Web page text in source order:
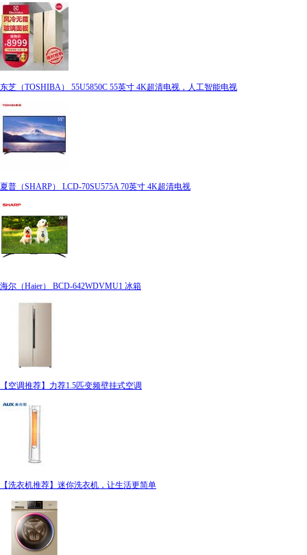
东芝（TOSHIBA） 55U5850C 55英寸 4K超清电视，人工智能电视
夏普（SHARP） LCD-70SU575A 70英寸 4K超清电视
海尔（Haier） BCD-642WDVMU1 冰箱
【空调推荐】力荐1.5匹变频壁挂式空调
【洗衣机推荐】迷你洗衣机，让生活更简单